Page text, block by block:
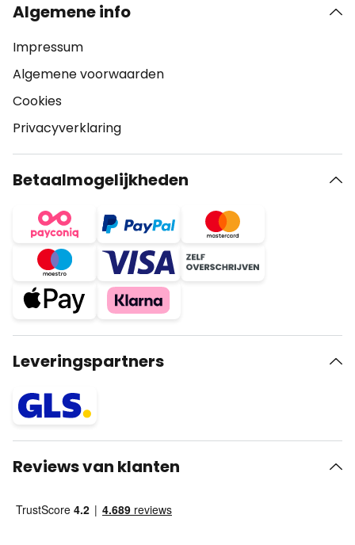
Algemene info
Impressum
Algemene voorwaarden
Cookies
Privacyverklaring
Betaalmogelijkheden
Leveringspartners
Reviews van klanten